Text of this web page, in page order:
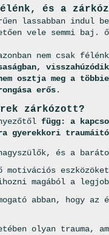
és a
lassabban indul
vele semmi baj.
nem csak
osztja meg a
erős.
zárkózott?
függ: a
gyerekkori
és a
motivációs
magából a
abban, hogy az
olyan trauma,